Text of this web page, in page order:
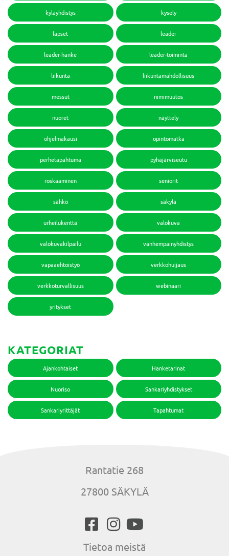
kyläyhdistys kysely
lapset leader
leader-hanke leader-toiminta
liikunta liikuntamahdollisuus
messut nimimuutos
nuoret näyttely
ohjelmakausi opintomatka
perhetapahtuma pyhäjärviseutu
roskaaminen seniorit
sähkö säkylä
urheilukenttä valokuva
valokuvakilpailu vanhempainyhdistys
vapaaehtoistyö verkkohuijaus
verkkoturvallisuus webinaari
yritykset
KATEGORIAT
Ajankohtaiset Hanketarinat
Nuoriso Sankariyhdistykset
Sankariyrittäjät Tapahtumat
Rantatie 268
27800 SÄKYLÄ
Tietoa meistä